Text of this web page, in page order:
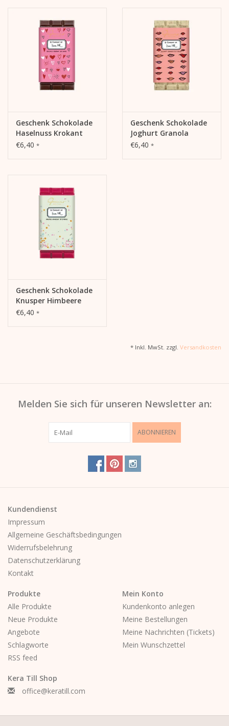
weil jetzt der Frühling kommt.
Und natürlich auch für alle, die sich selbst
eine kleine Freude machen wollen.
Sorte: Kera Till Schokolade 100g - Gebrannte Mandel - Strauß
Schellack,
Farbstoff: Zucker-kulör, Emulgator: Sonnenblumenlecithine)),
Emulgator:
lecithin, natürlicher Vanilleextrakt, Speisesalz.
MHD: 4 Monate nach Produktion
Geschenk Schokolade
Haselnuss Krokant
€6,40 *
Geschenk Schokolade
Joghurt Granola
€6,40 *
Geschenk Schokolade
Knusper Himbeere
€6,40 *
* Inkl. MwSt. zzgl. Versandkosten
Melden Sie sich für unseren Newsletter an:
ABONNIEREN
Kundendienst
Impressum
Allgemeine Geschäftsbedingungen
Widerrufsbelehrung
Datenschutzerklärung
Kontakt
Produkte
Alle Produkte
Neue Produkte
Angebote
Schlagworte
RSS feed
Mein Konto
Kundenkonto anlegen
Meine Bestellungen
Meine Nachrichten (Tickets)
Mein Wunschzettel
Kera Till Shop
office@keratill.com